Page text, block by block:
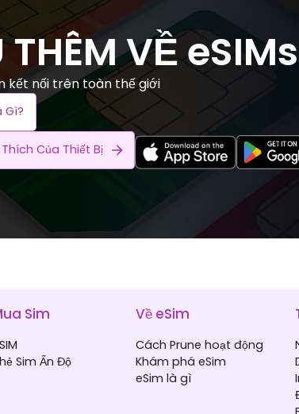
THÊM VỀ eSIMs
kết nối trên toàn thế giới
Gì?
Của Thiết Bị
Sim
Sim Ấn Độ
Về eSim
Cách Prune hoạt động
Khám phá eSim
eSim là gì